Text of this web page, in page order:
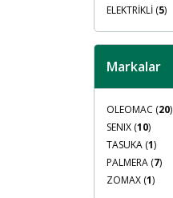
ELEKTRİKLİ (5)
Markalar
OLEOMAC (20)
SENIX (10)
TASUKA (1)
PALMERA (7)
ZOMAX (1)